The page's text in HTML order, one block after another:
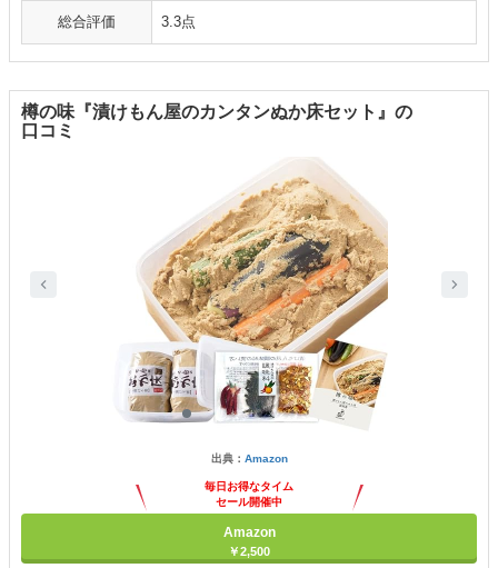
総合評価 3.3点
樽の味『漬けもん屋のカンタンぬか床セット』の
口コミ
出典： Amazon
毎日お得なタイム
セール開催中
Amazon
￥2,500